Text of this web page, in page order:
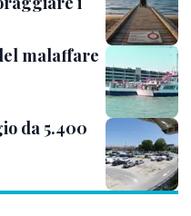
malaffare
da 5.400